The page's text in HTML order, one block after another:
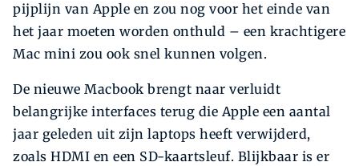
pijplijn van Apple en zou nog voor het einde van
het jaar moeten worden onthuld – een krachtigere
Mac mini zou ook snel kunnen volgen.
De nieuwe Macbook brengt naar verluidt
belangrijke interfaces terug die Apple een aantal
jaar geleden uit zijn laptops heeft verwijderd,
zoals HDMI en een SD-kaartsleuf. Blijkbaar is er